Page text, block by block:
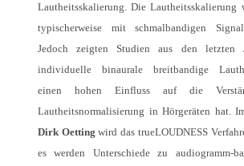
Lautheitsskalierung. Die Lautheitsskalierung
typischerweise mit schmalbandigen
Jedoch zeigten Studien aus den letzten
individuelle binaurale breitbandige
einen hohen Einfluss auf die
Lautheitsnormalisierung in Hörgeräten hat.
Dirk Oettingwird das trueLOUDNESS
es werden Unterschiede zu audiogramm-